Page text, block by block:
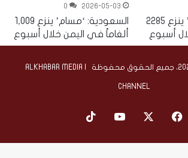
السعودية: ‘مسام’ ينزع 2285
أسبوع
2026-05-03
0
السعودية: ‘مسام’ ينزع 1,009
ألغاماً في اليمن خلال أسبوع
© حقوق النشر 2026، جميع الحقوق محفوظة | ALKHABAR MEDIA
CHANNEL
فيسبوك ‫YouTube